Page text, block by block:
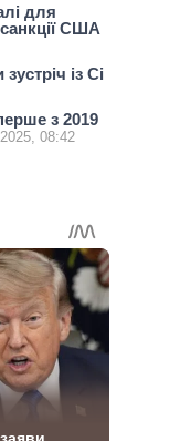
для
США
із Сі
з 2019
08:42